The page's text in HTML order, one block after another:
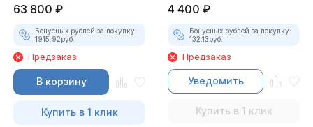
63 800 ₽
Бонусных рублей за покупку:
1915.92руб.
Предзаказ
В корзину
Купить в 1 клик
4 400 ₽
Бонусных рублей за покупку:
132.13руб.
Предзаказ
Уведомить
Купить в 1 клик